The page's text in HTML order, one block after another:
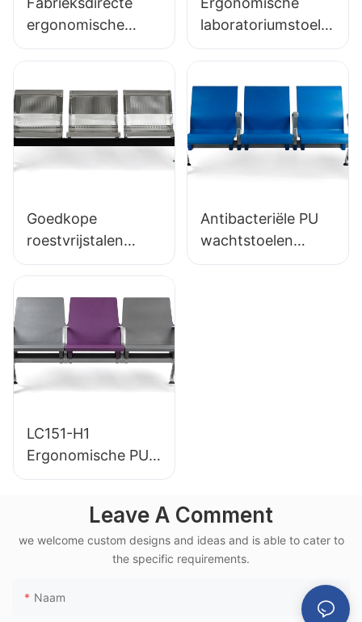
ergonomische
bureaustoel met
schuim IC091
HEWEI SEATING
laboratoriumstoel
met duurzaam PU-
HEWEI SEATING
Goedkope
roestvrijstalen
wachtstoel LC153-
verschillende
openbare ruimtes
Antibacteriële PU
wachtstoelen
LC152 Aluminium
LC151-H1
Ergonomische PU-
wachtstoel op
aluminium frame
voor gebruik in
hogesnelheidstrein
Leave A Comment
we welcome custom designs and ideas and is able to cater to
the specific requirements.
Naam